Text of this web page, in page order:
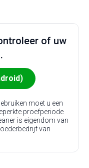
of uw
moet u een
proefperiode
is eigendom van
van